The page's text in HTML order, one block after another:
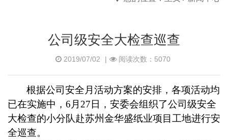
公司级安全大检查巡查
2019/07/02 | 阅读次数：5070
根据公司安全月活动方案的安排，各项活动均
已在实施中，6月27日，安委会组织了公司级安全
大检查的小分队赴苏州金华盛纸业项目工地进行安
全巡查。